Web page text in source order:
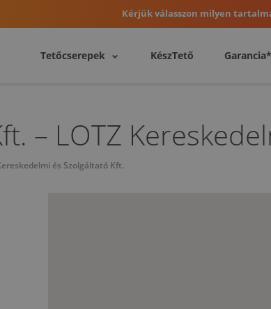
Kérjük válasszon milyen
Tetőcserepek KészTető Garancia*
– LOTZ
és Szolgáltató Kft.